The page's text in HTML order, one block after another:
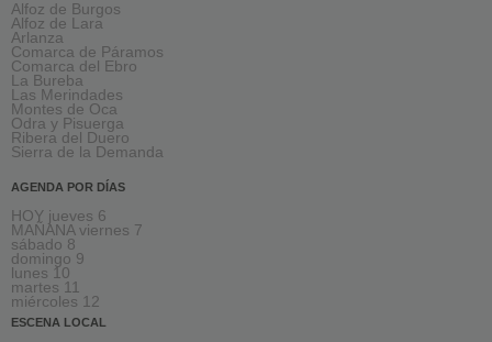
Alfoz de Burgos
Alfoz de Lara
Arlanza
Comarca de Páramos
Comarca del Ebro
La Bureba
Las Merindades
Montes de Oca
Odra y Pisuerga
Ribera del Duero
Sierra de la Demanda
AGENDA POR DÍAS
HOY jueves 6
MAÑANA viernes 7
sábado 8
domingo 9
lunes 10
martes 11
miércoles 12
ESCENA LOCAL